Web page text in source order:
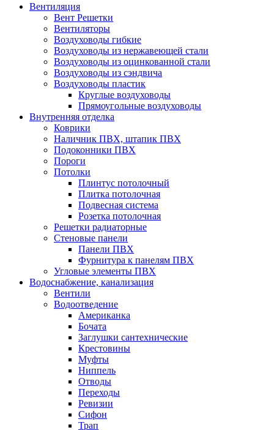
Вентиляция
Вент Решетки
Вентиляторы
Воздуховоды гибкие
Воздуховоды из нержавеющей стали
Воздуховоды из оцинкованной стали
Воздуховоды из сэндвича
Воздуховоды пластик
Круглые воздуховоды
Прямоугольные воздуховоды
Внутренняя отделка
Коврики
Наличник ПВХ, штапик ПВХ
Подоконники ПВХ
Пороги
Потолки
Плинтус потолочный
Плитка потолочная
Подвесная система
Розетка потолочная
Решетки радиаторные
Стеновые панели
Панели ПВХ
Фурнитура к панелям ПВХ
Угловые элементы ПВХ
Водоснабжение, канализация
Вентили
Водоотведение
Американка
Бочата
Заглушки сантехнические
Крестовины
Муфты
Ниппель
Отводы
Переходы
Ревизии
Сифон
Трап